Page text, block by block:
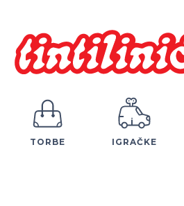
TORBE IGRAČKE